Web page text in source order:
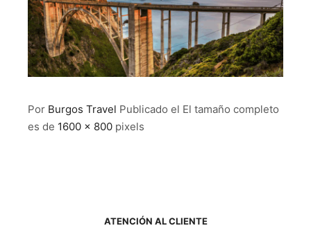
Por Burgos Travel Publicado el El tamaño completo
es de 1600 × 800 pixels
ATENCIÓN AL CLIENTE